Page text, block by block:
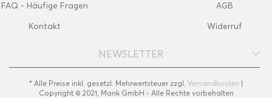
FAQ - Häufige Fragen
Kontakt
AGB
Widerruf
NEWSLETTER
* Alle Preise inkl. gesetzl. Mehrwertsteuer zzgl. Versandkosten |
Copyright © 2021, Mank GmbH - Alle Rechte vorbehalten